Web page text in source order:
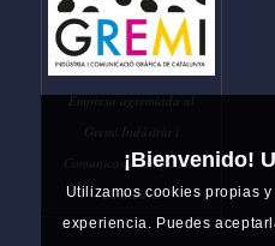
Empresa agremiada al
Gremi Indústria i
Comunicació Gràfica de
Catalunya
¡Bienvenido!
Utilizamos cookies propias
experiencia. Puedes